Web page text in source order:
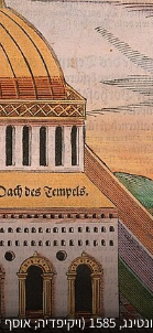
הספרייה הלאומית)